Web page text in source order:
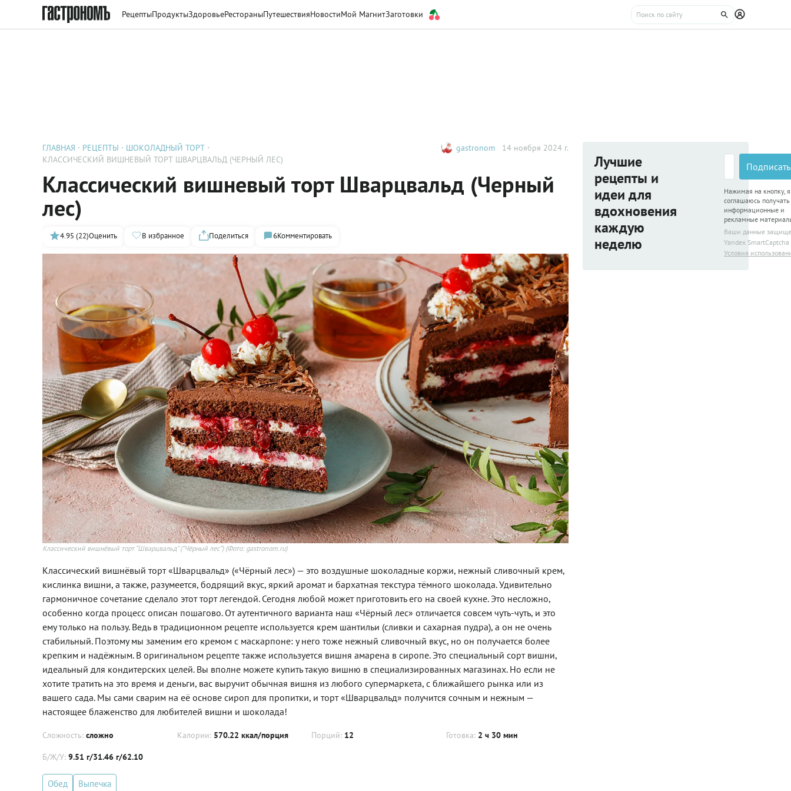
РецептыПродуктыЗдоровьеРестораныПутешествияНовостиМой МагнитЗаготовки
ГЛАВНАЯ РЕЦЕПТЫ
ШОКОЛАДНЫЙ ТОРТ
КЛАССИЧЕСКИЙ ВИШНЕВЫЙ ТОРТ ШВАРЦВАЛЬД (ЧЕРНЫЙ ЛЕС)
gastronom 14 ноября 2024 г.
Классический вишневый торт Шварцвальд (Черный
лес)
4.95 (22)Оценить В избранное Поделиться 6Комментировать
Классический вишнёвый торт “Шварцвальд” (”Чёрный лес”)(Фото: gastronom.ru)
Классический вишнёвый торт «Шварцвальд» («Чёрный лес») — это воздушные шоколадные коржи, нежный сливочный крем,
кислинка вишни, а также, разумеется, бодрящий вкус, яркий аромат и бархатная текстура тёмного шоколада. Удивительно
гармоничное сочетание сделало этот торт легендой. Сегодня любой может приготовить его на своей кухне. Это несложно,
особенно когда процесс описан пошагово. От аутентичного варианта наш «Чёрный лес» отличается совсем чуть-чуть, и это
ему только на пользу. Ведь в традиционном рецепте используется крем шантильи (сливки и сахарная пудра), а он не очень
стабильный. Поэтому мы заменим его кремом с маскарпоне: у него тоже нежный сливочный вкус, но он получается более
крепким и надёжным. В оригинальном рецепте также используется вишня амарена в сиропе. Это специальный сорт вишни,
идеальный для кондитерских целей. Вы вполне можете купить такую вишню в специализированных магазинах. Но если не
хотите тратить на это время и деньги, вас выручит обычная вишня из любого супермаркета, с ближайшего рынка или из
вашего сада. Мы сами сварим на её основе сироп для пропитки, и торт «Шварцвальд» получится сочным и нежным —
настоящее блаженство для любителей вишни и шоколада!
Сложность: сложно Калории: 570.22 ккал/порция Порций: 12 Готовка: 2 ч 30 мин
Б/Ж/У: 9.51 г/31.46 г/62.10
Обед Выпечка
Лучшие
рецепты и
идеи для
вдохновения
каждую
неделю
Нажимая на кнопку, я
соглашаюсь получать
информационные и
рекламные
Ваши данные
Yandex SmartCaptcha
Условия